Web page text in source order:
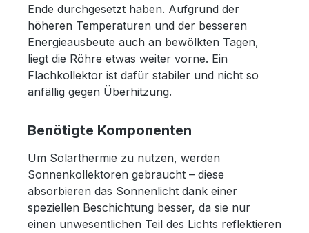
Ende durchgesetzt haben. Aufgrund der
höheren Temperaturen und der besseren
Energieausbeute auch an bewölkten Tagen,
liegt die Röhre etwas weiter vorne. Ein
Flachkollektor ist dafür stabiler und nicht so
anfällig gegen Überhitzung.
Benötigte Komponenten
Um Solarthermie zu nutzen, werden
Sonnenkollektoren gebraucht – diese
absorbieren das Sonnenlicht dank einer
speziellen Beschichtung besser, da sie nur
einen unwesentlichen Teil des Lichts reflektieren